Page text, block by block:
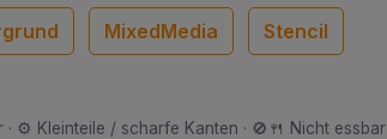
MixedMedia Stencil
⚙️ Kleinteile / scharfe Kanten · 🚫🍴 Nicht essbar